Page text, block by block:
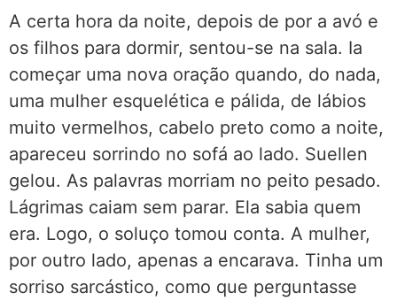
A certa hora da noite, depois de por a avó e
os filhos para dormir, sentou-se na sala. Ia
começar uma nova oração quando, do nada,
uma mulher esquelética e pálida, de lábios
muito vermelhos, cabelo preto como a noite,
apareceu sorrindo no sofá ao lado. Suellen
gelou. As palavras morriam no peito pesado.
Lágrimas caiam sem parar. Ela sabia quem
era. Logo, o soluço tomou conta. A mulher,
por outro lado, apenas a encarava. Tinha um
sorriso sarcástico, como que perguntasse